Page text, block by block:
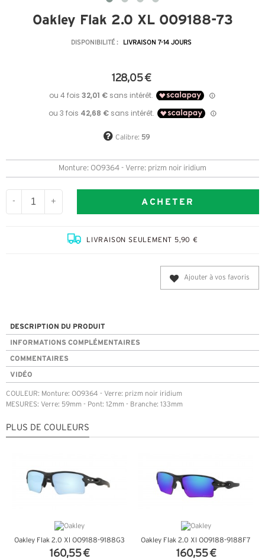
Oakley Flak 2.0 XL OO9188-73
DISPONIBILITÉ : LIVRAISON 7-14 JOURS
128,05 €
Calibre: 59
Monture: OO9364 - Verre: prizm noir iridium
- + ACHETER
LIVRAISON SEULEMENT 5,90 €
Ajouter à vos favoris
DESCRIPTION DU PRODUIT
INFORMATIONS COMPLÉMENTAIRES
COMMENTAIRES
VIDÉO
COULEUR: Monture: OO9364 - Verre: prizm noir iridium
MESURES: Verre: 59mm - Pont: 12mm - Branche: 133mm
PLUS DE COULEURS
Oakley Flak 2.0 Xl OO9188-9188G3
160,55 €
Oakley Flak 2.0 Xl OO9188-9188F7
160,55 €